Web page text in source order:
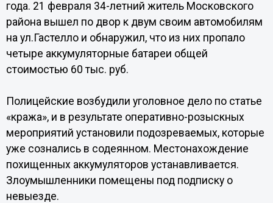
года. 21 февраля 34-летний житель Московского
района вышел по двор к двум своим автомобилям
на ул.Гастелло и обнаружил, что из них пропало
четыре аккумуляторные батареи общей
стоимостью 60 тыс. руб.
Полицейские возбудили уголовное дело по статье
«кража», и в результате оперативно-розыскных
мероприятий установили подозреваемых, которые
уже сознались в содеянном. Местонахождение
похищенных аккумуляторов устанавливается.
Злоумышленники помещены под подписку о
невыезде.